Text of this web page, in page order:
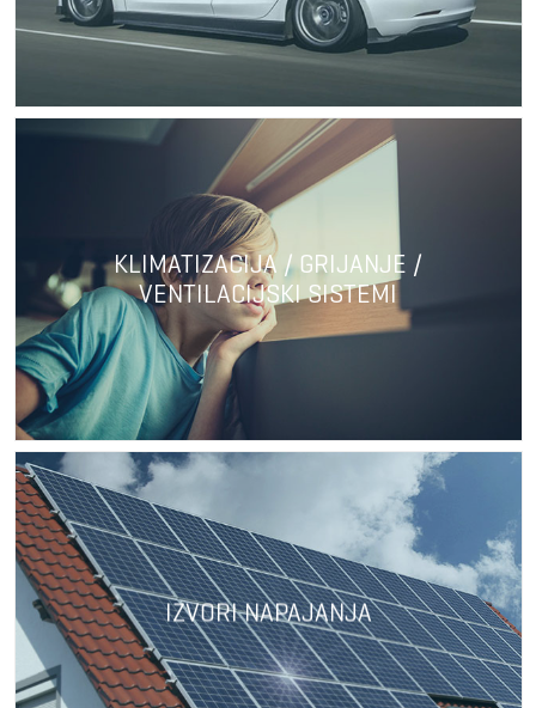
KLIMATIZACIJA / GRIJANJE /
VENTILACIJSKI SISTEMI
IZVORI NAPAJANJA